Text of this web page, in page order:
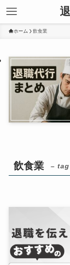
ホーム 飲食業
飲食業 –